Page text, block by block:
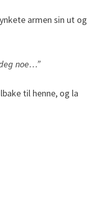
armen sin ut og
noe…”
til henne, og la